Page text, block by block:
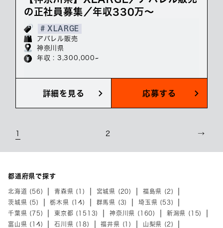
の正社員募集／年収330万～
# XLARGE
アパレル販売
神奈川県
年収 : 3,300,000~
詳細を見る 応募する
2 →
都道府県で探す
北海道 (56) 青森県 (1) 宮城県 (20)
福島県 (2)
茨城県 (5)
栃木県 (14) 群馬県 (3)
埼玉県 (53)
千葉県 (75)
東京都 (1513) 神奈川県 (160)
新潟県 (15)
富山県 (14)
石川県 (18) 福井県 (1)
山梨県 (2)